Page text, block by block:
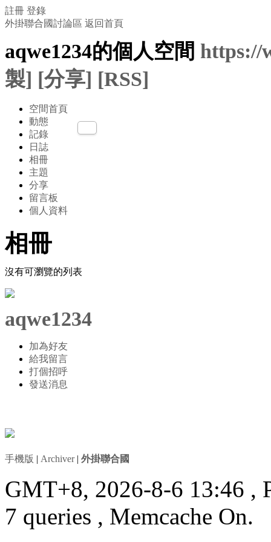
註冊 登錄
外掛聯合國討論區 返回首頁
aqwe1234的個人空間 https://
製] [分享] [RSS]
空間首頁
動態
記錄
日誌
相冊
主題
分享
留言板
個人資料
相冊
沒有可瀏覽的列表
aqwe1234
加為好友
給我留言
打個招呼
發送消息
手機版 | Archiver| 外掛聯合國
GMT+8, 2026-8-6 13:46 ,
7 queries , Memcache On.